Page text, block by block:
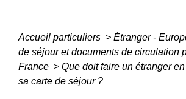
Accueil particuliers > Étranger -
de séjour et documents de circulation
France > Que doit faire un étranger
sa carte de séjour ?